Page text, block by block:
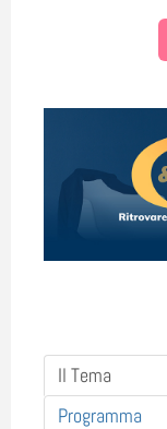
Il Tema
Programma